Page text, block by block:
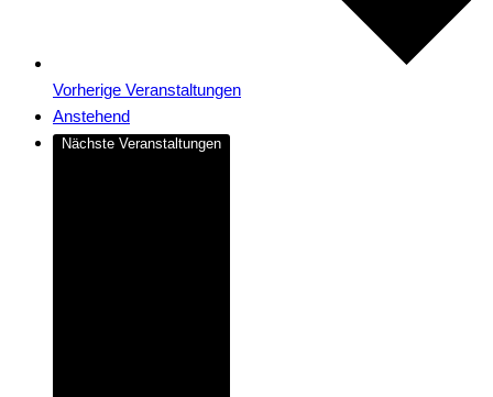
Vorherige Veranstaltungen
Anstehend
Nächste Veranstaltungen